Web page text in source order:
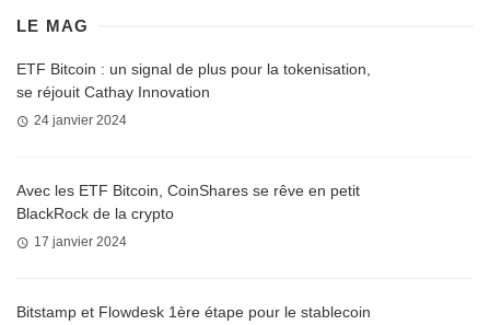
LE MAG
ETF Bitcoin : un signal de plus pour la tokenisation,
se réjouit Cathay Innovation
24 janvier 2024
Avec les ETF Bitcoin, CoinShares se rêve en petit
BlackRock de la crypto
17 janvier 2024
Bitstamp et Flowdesk 1ère étape pour le stablecoin